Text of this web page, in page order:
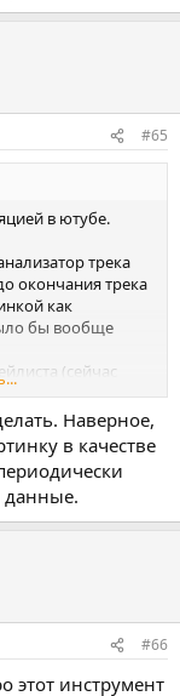
#65
в ютубе.
трека
окончания трека
как
бы вообще
(сейчас
Наверное,
в качестве
данные.
#66
этот инструмент